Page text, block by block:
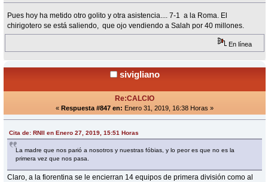
Pues hoy ha metido otro golito y otra asistencia.... 7-1 a la Roma. El
chirigotero se está saliendo, que ojo vendiendo a Salah por 40 millones.
En línea
sivigliano
Re:CALCIO
« Respuesta #847 en: Enero 31, 2019, 16:38 Horas »
Cita de: RNII en Enero 27, 2019, 15:51 Horas
La madre que nos parió a nosotros y nuestras fóbias, y lo peor es que no es la
primera vez que nos pasa.
Claro, a la fiorentina se le encierran 14 equipos de primera división como al